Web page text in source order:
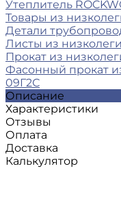
Утеплитель
Товары из
Детали
Листы из
Прокат из
Фасонный прокат
09Г2С
Описание
Характеристики
Отзывы
Оплата
Доставка
Калькулятор